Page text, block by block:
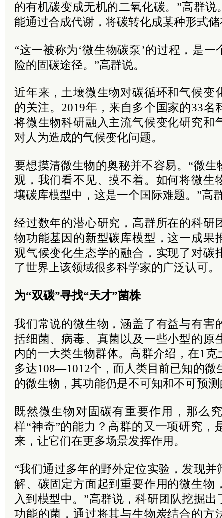
的有机碳变成无机的二氧化碳。”高群
能通过合成代谢，将碳转化成某种形式
“这一被称为‘微生物碳泵’的过程，是
险的固碳途径。”高群说。
近年来，土壤微生物对碳循环和气候变
的关注。2019年，来自多个国家的33名
将微生物科研融入主流气候变化研究和
对人为造成的气候变化问题。
要想摸清微生物的奥秘并不容易。“微
观，我们看不见、摸不着。如何将微生
壤碳库模型中，这是一个国际难题。”高
经过数年的潜心研究，高群所在的科研
物功能基因的新型碳库模型，这一成果
观气候变化生态学的融合，实现了对碳
了世界上该领域很多科学家的广泛认可。
为“双碳”寻找“天才”菌株
我们常说的微生物，涵盖了有益与有害
括细菌、病毒、真菌以及一些小型的原
内的一大类生物群体。高群介绍，在1
多达108—1012个，而人类目前已知的微
的微生物，其功能仍是不可知和不可预
既然微生物对固碳有重要作用，那么
样“神奇”的能力？高群的又一项研究，
来，让它们在更多场景发挥作用。
“我们通过多年的野外定位实验，发现
解、碳固定方面起到重要作用的微生物
入到模型中。”高群说，科研团队挖掘
功能的菌，通过将其与生物炭结合的方